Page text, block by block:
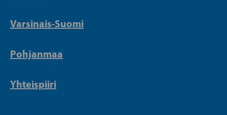
Varsinais-Suomi
Pohjanmaa
Yhteispiiri